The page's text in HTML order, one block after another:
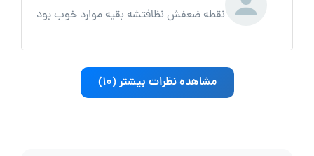
نقطه ضعفش نظافتشه بقیه موارد خوب بود
مشاهده نظرات بیشتر (10)